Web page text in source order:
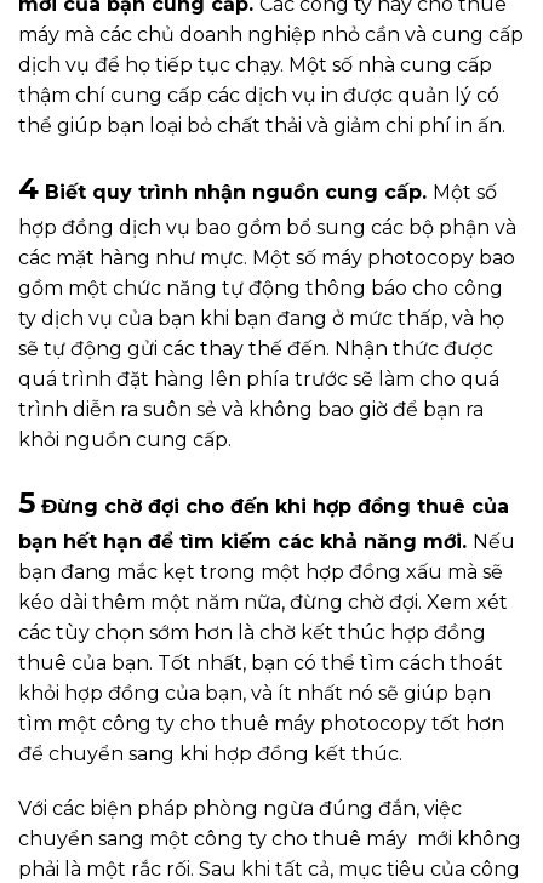
máy mà các chủ doanh nghiệp nhỏ cần và cung cấp
dịch vụ để họ tiếp tục chạy. Một số nhà cung cấp
thậm chí cung cấp các dịch vụ in được quản lý có
thể giúp bạn loại bỏ chất thải và giảm chi phí in ấn.
4 Biết quy trình nhận nguồn cung cấp. Một số
hợp đồng dịch vụ bao gồm bổ sung các bộ phận và
các mặt hàng như mực. Một số máy photocopy bao
gồm một chức năng tự động thông báo cho công
ty dịch vụ của bạn khi bạn đang ở mức thấp, và họ
sẽ tự động gửi các thay thế đến. Nhận thức được
quá trình đặt hàng lên phía trước sẽ làm cho quá
trình diễn ra suôn sẻ và không bao giờ để bạn ra
khỏi nguồn cung cấp.
5 Đừng chờ đợi cho đến khi hợp đồng thuê của
bạn hết hạn để tìm kiếm các khả năng mới. Nếu
bạn đang mắc kẹt trong một hợp đồng xấu mà sẽ
kéo dài thêm một năm nữa, đừng chờ đợi. Xem xét
các tùy chọn sớm hơn là chờ kết thúc hợp đồng
thuê của bạn. Tốt nhất, bạn có thể tìm cách thoát
khỏi hợp đồng của bạn, và ít nhất nó sẽ giúp bạn
tìm một công ty cho thuê máy photocopy tốt hơn
để chuyển sang khi hợp đồng kết thúc.
Với các biện pháp phòng ngừa đúng đắn, việc
chuyển sang một công ty cho thuê máy mới không
phải là một rắc rối. Sau khi tất cả, mục tiêu của công